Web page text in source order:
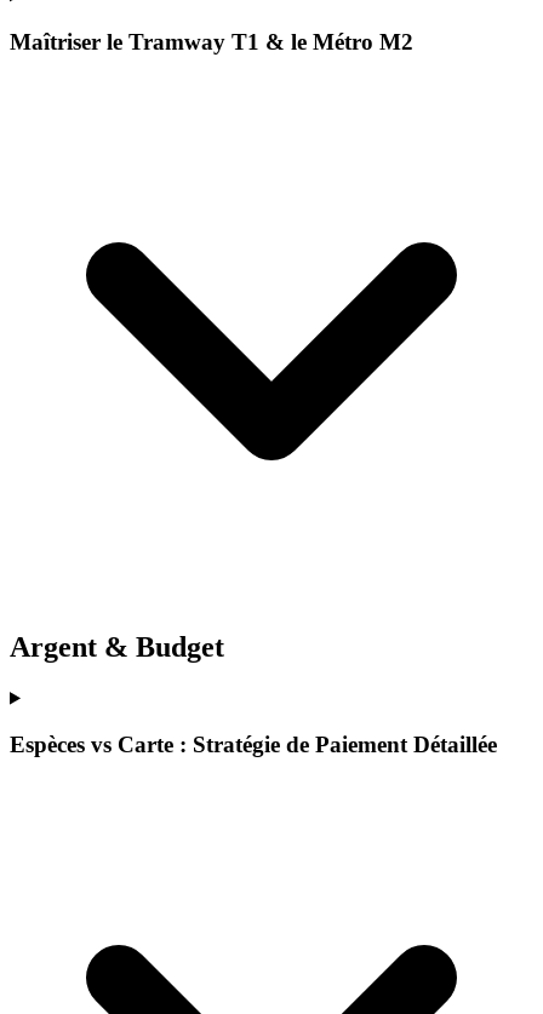
Maîtriser le Tramway T1 & le Métro M2
Argent & Budget
Espèces vs Carte : Stratégie de Paiement Détaillée